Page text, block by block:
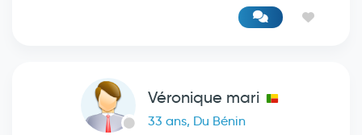
Véronique mari
33 ans, Du Bénin